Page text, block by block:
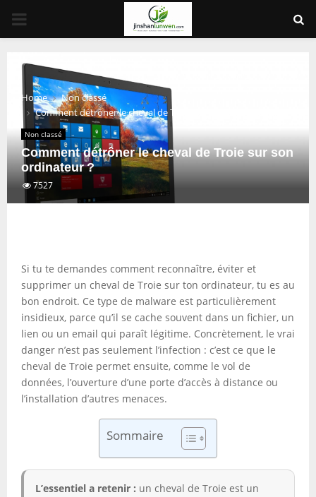
PRIMARY
Home
Non classé
Comment détrôner le cheval de Troie sur son ordinateur ?
Non classé
Comment détrôner le cheval de Troie sur son
ordinateur ?
7527
Si tu te demandes comment reconnaître, éviter et
supprimer un cheval de Troie sur ton ordinateur, tu es au
bon endroit. Ce type de malware est particulièrement
insidieux, parce qu’il se cache souvent dans un fichier, un
lien ou un email qui paraît légitime. Concrètement, le vrai
danger n’est pas seulement l’infection : c’est ce que le
cheval de Troie permet ensuite, comme le vol de
données, l’ouverture d’une porte d’accès à distance ou
l’installation d’autres menaces.
Sommaire
L’essentiel a retenir : un cheval de Troie est un